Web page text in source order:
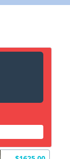
courriel)
X Fermer